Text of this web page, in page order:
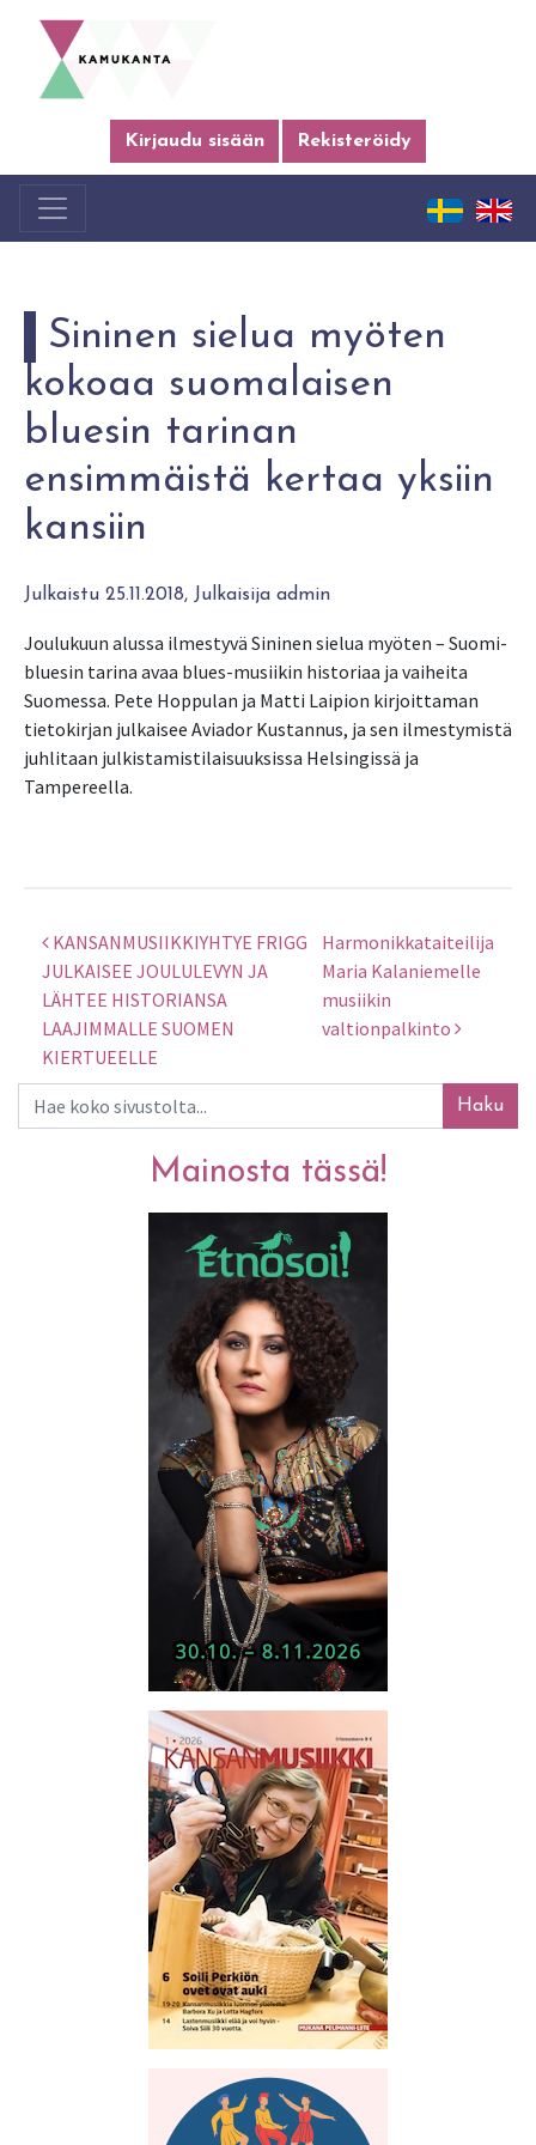
Kirjaudu sisään Rekisteröidy
Sininen sielua myöten
kokoaa suomalaisen
bluesin tarinan
ensimmäistä kertaa yksiin
kansiin
Julkaistu 25.11.2018, Julkaisija admin
Joulukuun alussa ilmestyvä Sininen sielua myöten – Suomi-
bluesin tarina avaa blues-musiikin historiaa ja vaiheita
Suomessa. Pete Hoppulan ja Matti Laipion kirjoittaman
tietokirjan julkaisee Aviador Kustannus, ja sen ilmestymistä
juhlitaan julkistamistilaisuuksissa Helsingissä ja
Tampereella.
Artikkelien selaus
KANSANMUSIIKKIYHTYE FRIGG
JULKAISEE JOULULEVYN JA
LÄHTEE HISTORIANSA
LAAJIMMALLE SUOMEN
KIERTUEELLE
Harmonikkataiteilija
Maria Kalaniemelle
musiikin
valtionpalkinto
Haku
Mainosta tässä!